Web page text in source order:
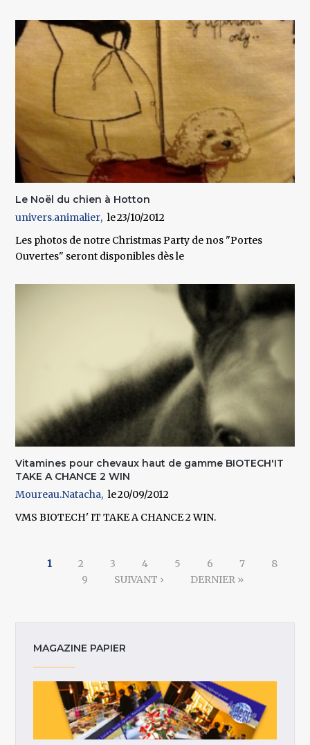
Le Noël du chien à Hotton
univers.animalier
23/10/2012
Les photos de notre Christmas Party de nos "Portes
Ouvertes" seront disponibles dès le
Vitamines pour chevaux haut de gamme BIOTECH'IT
TAKE A CHANCE 2 WIN
Moureau.Natacha
20/09/2012
VMS BIOTECH' IT TAKE A CHANCE 2 WIN.
1 2 3 4 5 6 7
8
9
SUIVANT › DERNIER »
MAGAZINE PAPIER